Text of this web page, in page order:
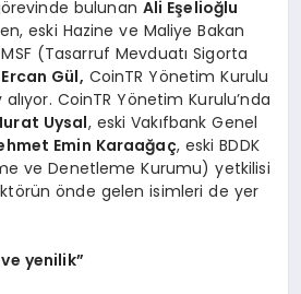
bulunan Ali Eşelioğlu
eski Hazine ve Maliye Bakan
(Tasarruf Mevduatı Sigorta
Gül, CoinTR Yönetim Kurulu
CoinTR Yönetim Kurulu’nda
Uysal, eski Vakıfbank Genel
Emin Karaağaç, eski BDDK
ve Denetleme Kurumu) yetkilisi
önde gelen isimleri de yer
yenilik”